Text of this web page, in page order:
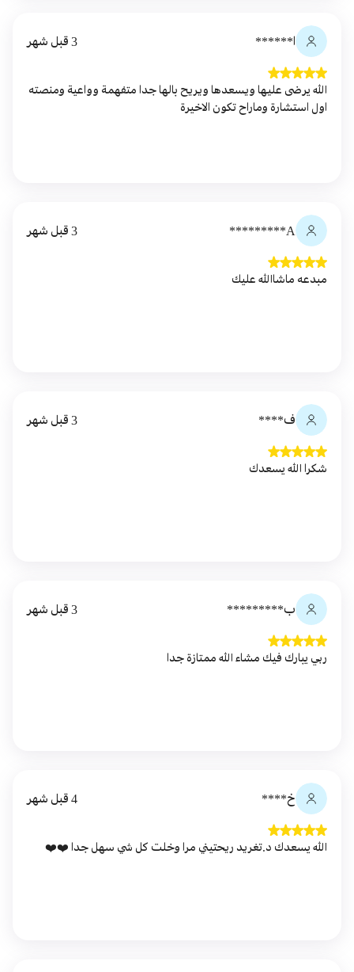
ا****** 3 قبل شهر
الله يرضى عليها ويسعدها ويريح بالها جدا متفهمة وواعية ومنصته
اول استشارة وماراح تكون الاخيرة
A********* 3 قبل شهر
مبدعه ماشاالله عليك
ف**** 3 قبل شهر
شكرا الله يسعدك
ب********* 3 قبل شهر
ربي يبارك فيك مشاء الله ممتازة جدا
خ**** 4 قبل شهر
الله يسعدك د.تغريد ريحتيني مرا وخلت كل شي سهل جدا ❤️❤️